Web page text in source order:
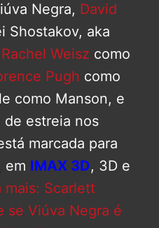
Negra, David
Shostakov, aka
Rachel Weisz como
Pugh como
como Manson, e
estreia nos
marcada para
em IMAX 3D, 3D e
mais: Scarlett
se Viúva Negra é